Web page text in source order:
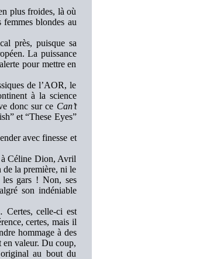
plus froides, là où
blondes au
près, puisque sa
La puissance
pour mettre en
de l’AOR, le
à la science
donc sur ce Can’t
et “These Eyes”
avec finesse et
à Céline Dion, Avril
la première, ni le
gars ! Non, ses
son indéniable
Certes, celle-ci est
certes, mais il
hommage à des
en valeur. Du coup,
au bout du